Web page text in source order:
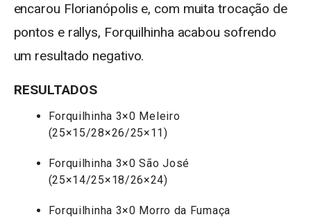
encarou Florianópolis e, com muita trocação de
pontos e rallys, Forquilhinha acabou sofrendo
um resultado negativo.
RESULTADOS
Forquilhinha 3×0 Meleiro
(25×15/28×26/25×11)
Forquilhinha 3×0 São José
(25×14/25×18/26×24)
Forquilhinha 3×0 Morro da Fumaça